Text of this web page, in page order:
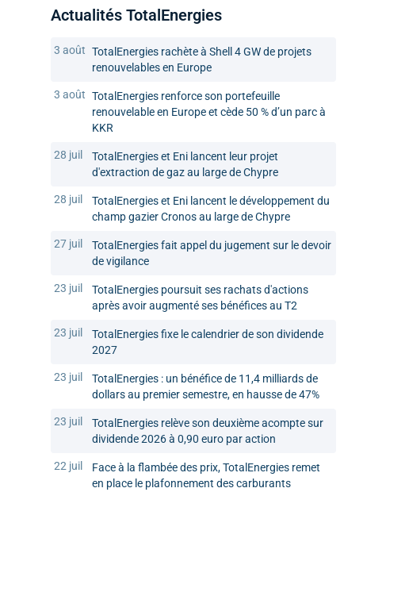
Actualités TotalEnergies
3 août TotalEnergies rachète à Shell 4 GW de projets
renouvelables en Europe
3 août TotalEnergies renforce son portefeuille
renouvelable en Europe et cède 50 % d’un parc à
KKR
28 juil
TotalEnergies et Eni lancent leur projet
d'extraction de gaz au large de Chypre
28 juil
TotalEnergies et Eni lancent le développement du
champ gazier Cronos au large de Chypre
27 juil
TotalEnergies fait appel du jugement sur le devoir
de vigilance
23 juil
TotalEnergies poursuit ses rachats d'actions
après avoir augmenté ses bénéfices au T2
23 juil
TotalEnergies fixe le calendrier de son dividende
2027
23 juil
TotalEnergies : un bénéfice de 11,4 milliards de
dollars au premier semestre, en hausse de 47%
23 juil
TotalEnergies relève son deuxième acompte sur
dividende 2026 à 0,90 euro par action
22 juil
Face à la flambée des prix, TotalEnergies remet
en place le plafonnement des carburants